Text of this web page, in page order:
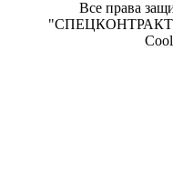
Все права